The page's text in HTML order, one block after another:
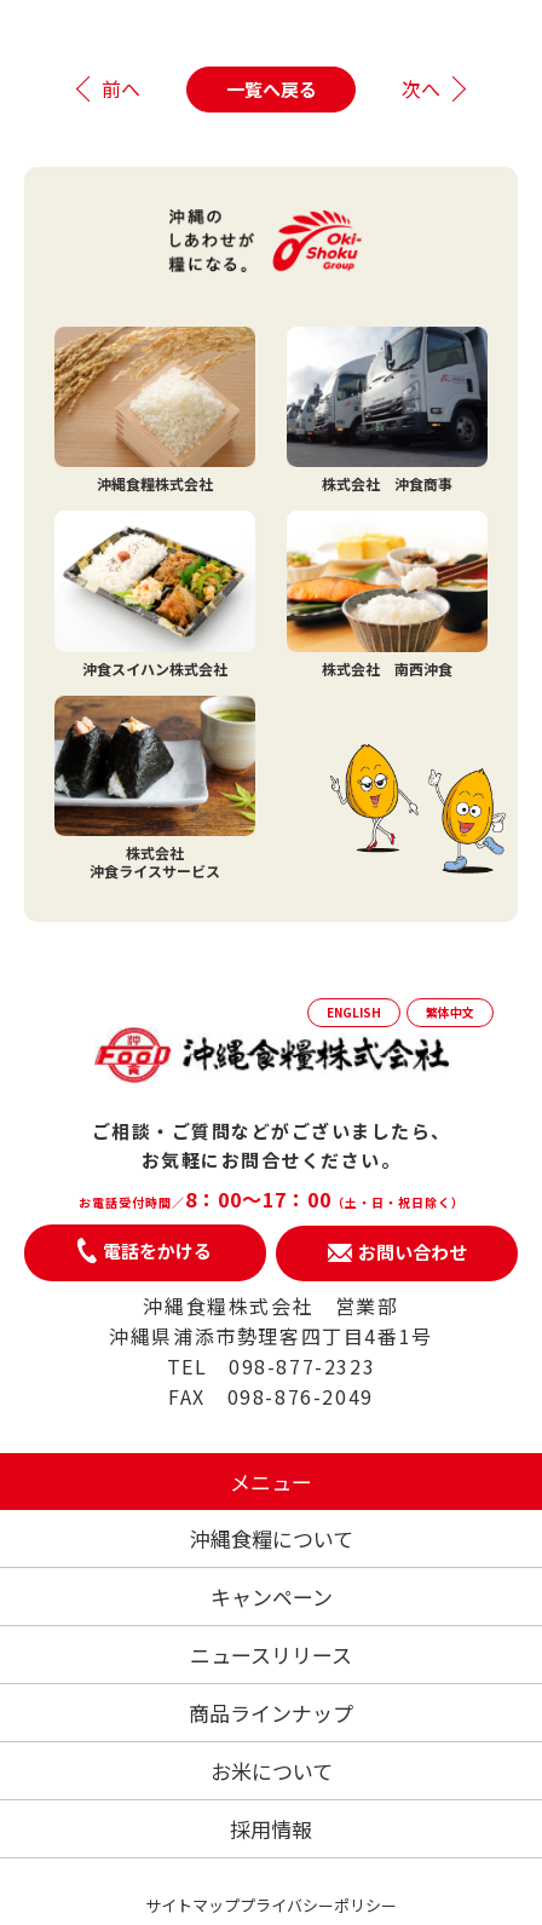
前へ 一覧へ戻る 次へ
沖縄食糧株式会社 株式会社 沖食商事
沖食スイハン株式会社 株式会社 南西沖食
株式会社
沖食ライスサービス
ENGLISH 繁体中文
ご相談・ご質問などがございましたら、
お気軽にお問合せください。
お電話受付時間／8：00～17：00 （土・日・祝日除く）
電話をかける お問い合わせ
沖縄食糧株式会社 営業部
沖縄県浦添市勢理客四丁目4番1号
TEL 098-877-2323
FAX 098-876-2049
メニュー
沖縄食糧について
キャンペーン
ニュースリリース
商品ラインナップ
お米について
採用情報
サイトマッププライバシーポリシー